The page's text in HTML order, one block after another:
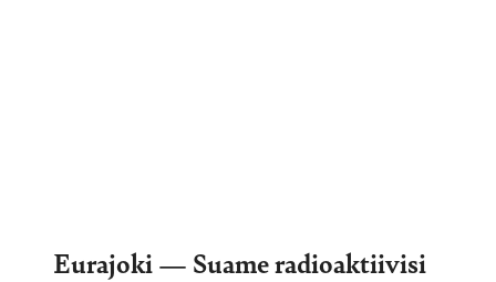
Eurajoki — Suame radioaktiivisi